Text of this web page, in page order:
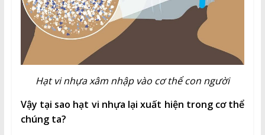
Hạt vi nhựa xâm nhập vào cơ thể con người
Vậy tại sao hạt vi nhựa lại xuất hiện trong cơ thể
chúng ta?